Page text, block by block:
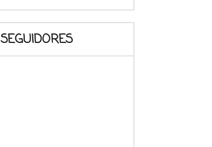
SEGUIDORES